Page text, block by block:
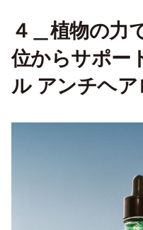
４＿植物の力
位からサポー
ル アンチヘア